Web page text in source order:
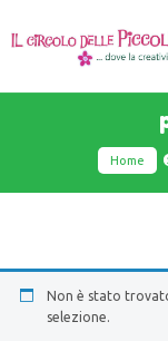
Home
Non è stato
selezione.